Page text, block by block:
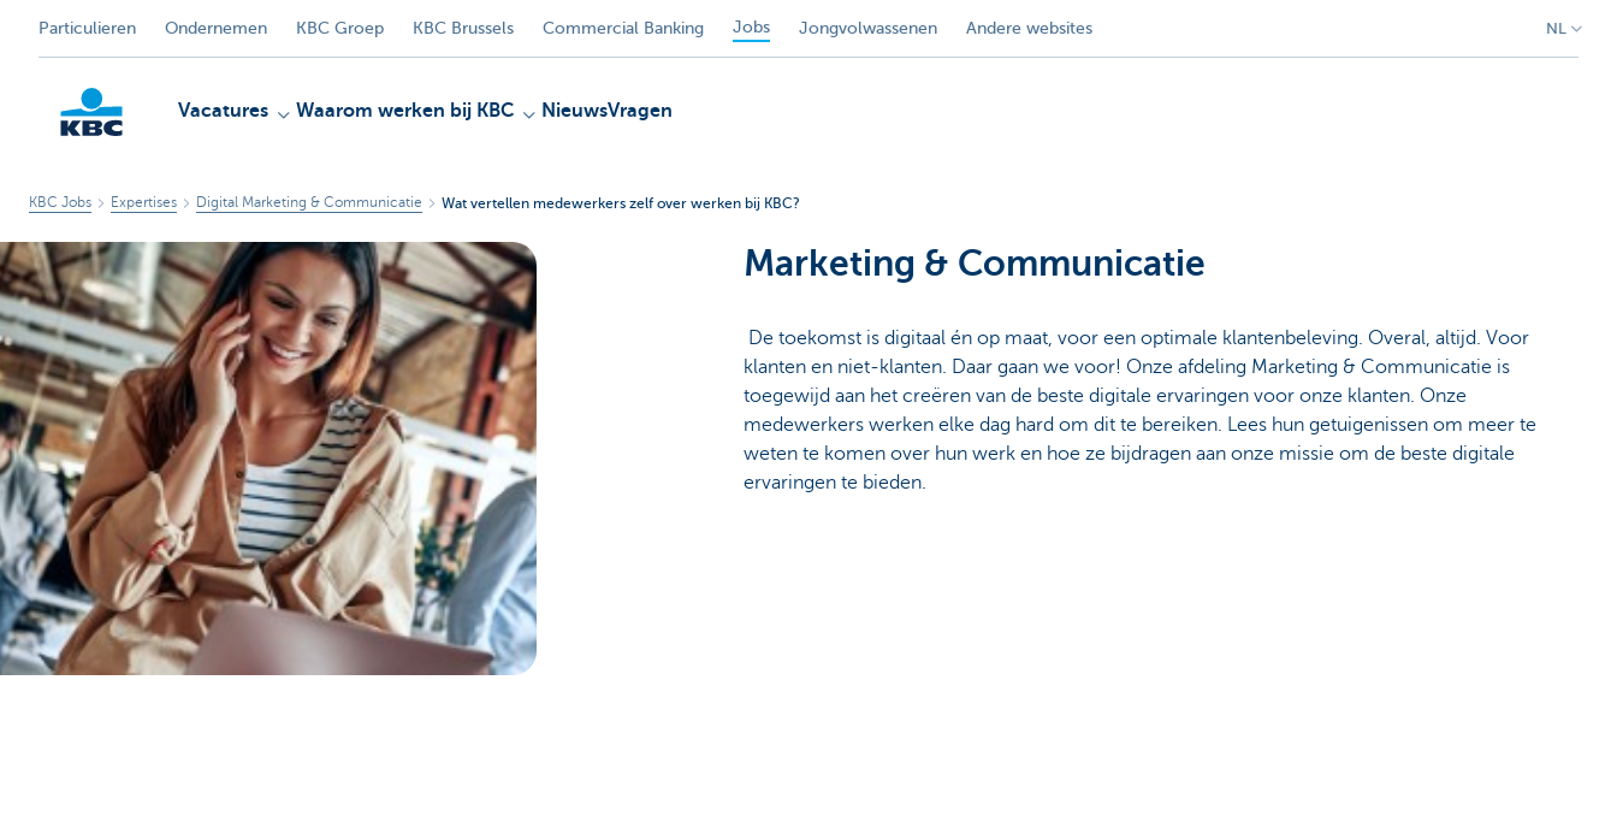
Particulieren Ondernemen KBC Groep KBC Brussels Commercial Banking Jobs Jongvolwassenen Andere websites NL
KBC
Particulieren
Vacatures Waarom werken bij KBC NieuwsVragen
KBC Jobs Expertises Digital Marketing & Communicatie Wat vertellen medewerkers zelf over werken bij KBC?
Marketing & Communicatie
De toekomst is digitaal én op maat, voor een optimale klantenbeleving. Overal, altijd. Voor
klanten en niet-klanten. Daar gaan we voor! Onze afdeling Marketing & Communicatie is
toegewijd aan het creëren van de beste digitale ervaringen voor onze klanten. Onze
medewerkers werken elke dag hard om dit te bereiken. Lees hun getuigenissen om meer te
weten te komen over hun werk en hoe ze bijdragen aan onze missie om de beste digitale
ervaringen te bieden.